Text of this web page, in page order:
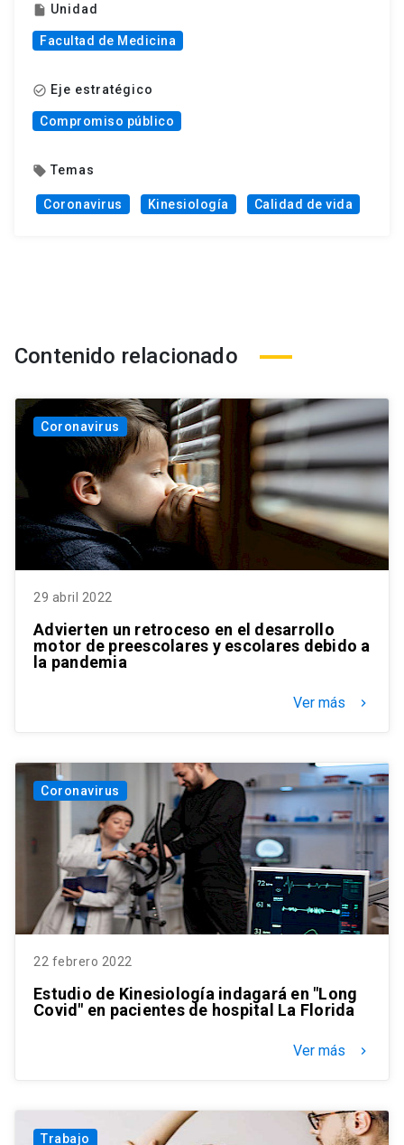
insert_drive_file Unidad
Facultad de Medicina
check_circle_outline Eje estratégico
Compromiso público
local_offer Temas
Coronavirus Kinesiología Calidad de vida
Contenido relacionado
Coronavirus
29 abril 2022
Advierten un retroceso en el desarrollo
motor de preescolares y escolares debido a
la pandemia
Ver más keyboard_arrow_right
Coronavirus
22 febrero 2022
Estudio de Kinesiología indagará en "Long
Covid" en pacientes de hospital La Florida
Ver más keyboard_arrow_right
Trabajo